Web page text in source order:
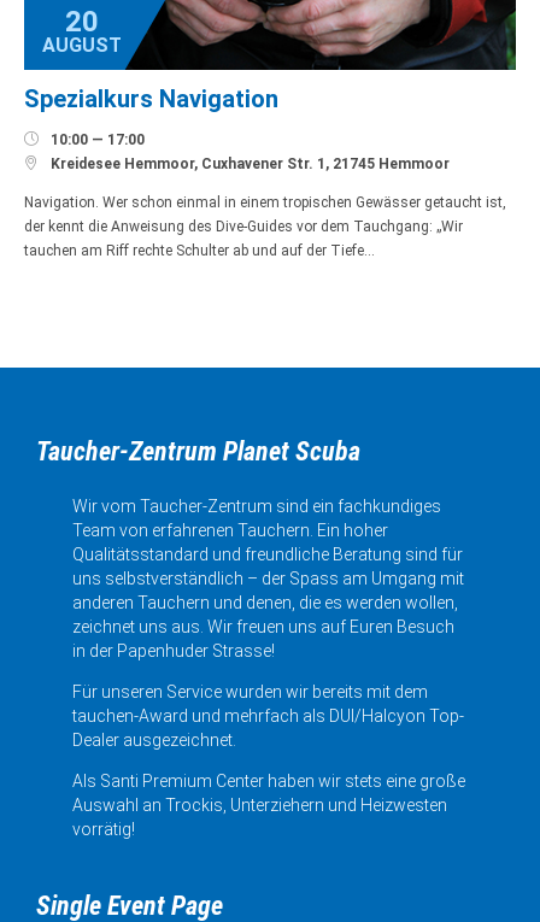
20
AUGUST
Spezialkurs Navigation
 10:00 — 17:00
 Kreidesee Hemmoor, Cuxhavener Str. 1, 21745 Hemmoor
Navigation. Wer schon einmal in einem tropischen Gewässer getaucht ist,
der kennt die Anweisung des Dive-Guides vor dem Tauchgang: „Wir
tauchen am Riff rechte Schulter ab und auf der Tiefe…
Taucher-Zentrum Planet Scuba
Wir vom Taucher-Zentrum sind ein fachkundiges
Team von erfahrenen Tauchern. Ein hoher
Qualitätsstandard und freundliche Beratung sind für
uns selbstverständlich – der Spass am Umgang mit
anderen Tauchern und denen, die es werden wollen,
zeichnet uns aus. Wir freuen uns auf Euren Besuch
in der Papenhuder Strasse!
Für unseren Service wurden wir bereits mit dem
tauchen-Award und mehrfach als DUI/Halcyon Top-
Dealer ausgezeichnet.
Als Santi Premium Center haben wir stets eine große
Auswahl an Trockis, Unterziehern und Heizwesten
vorrätig!
Single Event Page